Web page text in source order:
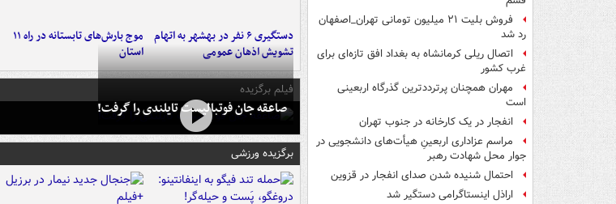
فروش بلیت ۲۱ میلیون تومانی تهران_اصفهان
رد شد
اتصال ریلی کرمانشاه به بغداد افق تازه‌ای برای
غرب کشور
مهران همچنان پرترددترین گذرگاه اربعینی
است
انفجار در یک کارخانه در جنوب تهران
مراسم عزاداری اربعینِ هیأت‌های دانشجویی در
جوار محل شهادت رهبر
احتمال شنیده شدن صدای انفجار در قزوین
اراذل اینستاگرامی دستگیر شد
دستگیری ۶ نفر در بهشهر به اتهام
تشویش اذهان عمومی
موج بارش‌های تابستانه در راه ۱۱
استان
فیلم برگزیده
صاعقه جان فوتبالیست تایلندی را گرفت!
برگزیده ورزشی